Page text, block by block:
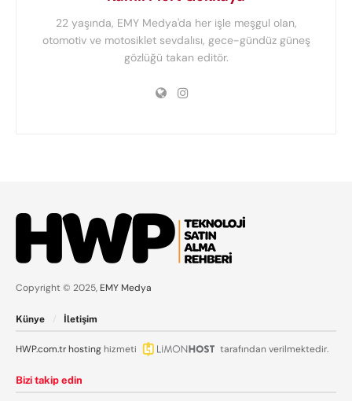
22 yaşında, EMY Medya'da her işle meşgul olan,
otomotiv ve motosiklet sevdalısı, gece-gündüz güneş
gözlüğü takan editör.
Copyright © 2025, EMY Medya
Künye İletişim
HWP.com.trhosting hizmeti tarafından verilmektedir.
Bizi takip edin